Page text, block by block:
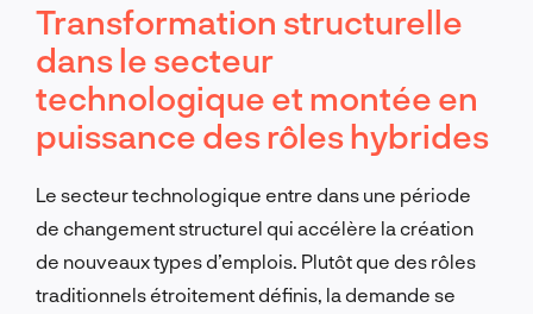
Transformation structurelle
dans le secteur
technologique et montée en
puissance des rôles hybrides
Le secteur technologique entre dans une période
de changement structurel qui accélère la création
de nouveaux types d’emplois. Plutôt que des rôles
traditionnels étroitement définis, la demande se